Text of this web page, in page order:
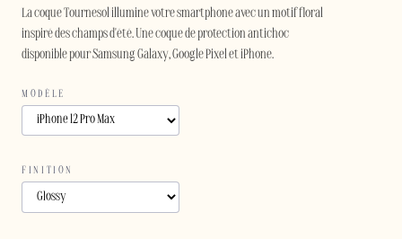
La coque Tournesol illumine votre smartphone avec un motif floral
inspiré des champs d'été. Une coque de protection antichoc
disponible pour Samsung Galaxy, Google Pixel et iPhone.
MODÈLE
FINITION